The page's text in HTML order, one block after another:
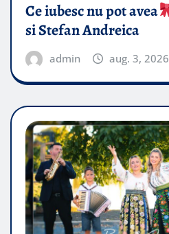
Ce iubesc nu pot avea
si Stefan Andreica
admin aug. 3, 2026